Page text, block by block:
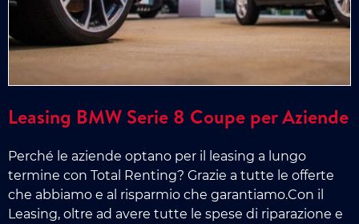
Leasing BMW Serie 8 Coupe per Aziende
Perché le aziende optano per il leasing a lungo
termine con Total Renting? Grazie a tutte le offerte
che abbiamo e al risparmio che garantiamo.Con il
Leasing, oltre ad avere tutte le spese di riparazione e